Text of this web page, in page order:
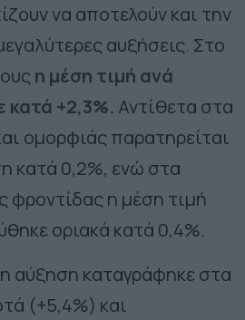
να αποτελούν και την
αυξήσεις. Στο
η μέση τιμή ανά
κατά +2,3%. Αντίθετα στα
ομορφιάς παρατηρείται
κατά 0,2%, ενώ στα
φροντίδας η μέση τιμή
οριακά κατά 0,4%.
αύξηση καταγράφηκε στα
(+5,4%) και